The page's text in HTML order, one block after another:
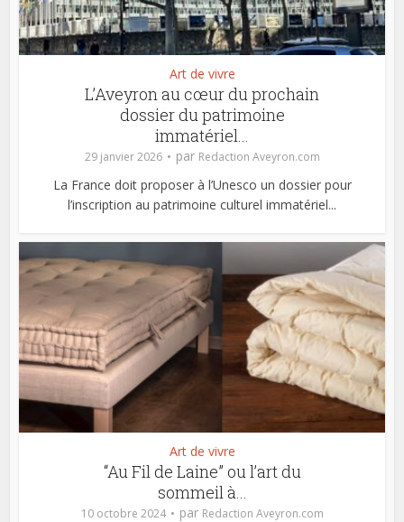
Art de vivre
L’Aveyron au cœur du prochain
dossier du patrimoine
immatériel...
29 janvier 2026 par Redaction Aveyron.com
La France doit proposer à l’Unesco un dossier pour
l’inscription au patrimoine culturel immatériel...
Art de vivre
“Au Fil de Laine” ou l’art du
sommeil à...
10 octobre 2024 par Redaction Aveyron.com